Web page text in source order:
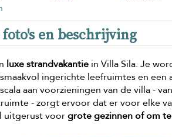
en beschrijving
luxe strandvakantie in Villa Sila. Je
ingerichte leefruimtes en
aan voorzieningen van de villa -
- zorgt ervoor dat er voor elke
uitgerust voorgrote gezinnen of om